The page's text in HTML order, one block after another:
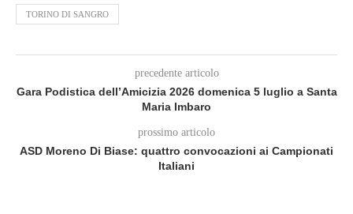
TORINO DI SANGRO
precedente articolo
Gara Podistica dell’Amicizia 2026 domenica 5 luglio a Santa
Maria Imbaro
prossimo articolo
ASD Moreno Di Biase: quattro convocazioni ai Campionati
Italiani